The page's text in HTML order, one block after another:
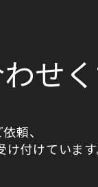
せ
頼、
付けています